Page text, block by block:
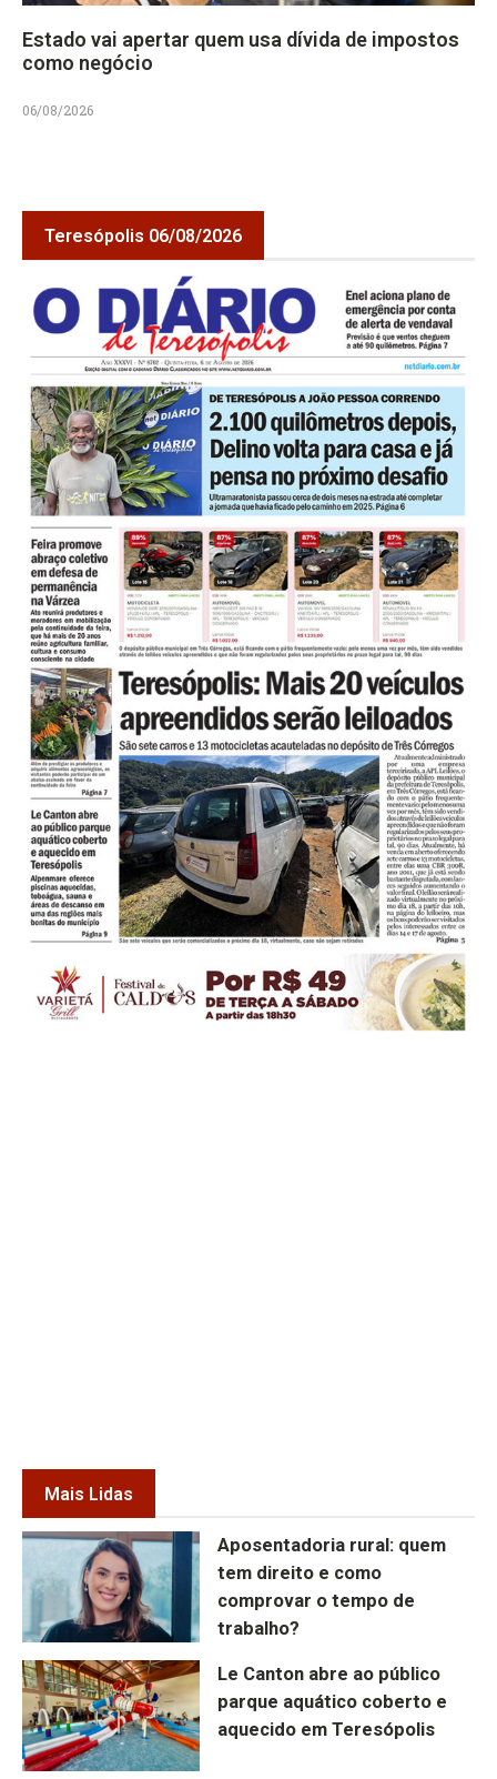
Estado vai apertar quem usa dívida de impostos
como negócio
06/08/2026
Teresópolis 06/08/2026
Mais Lidas
Aposentadoria rural: quem
tem direito e como
comprovar o tempo de
trabalho?
Le Canton abre ao público
parque aquático coberto e
aquecido em Teresópolis